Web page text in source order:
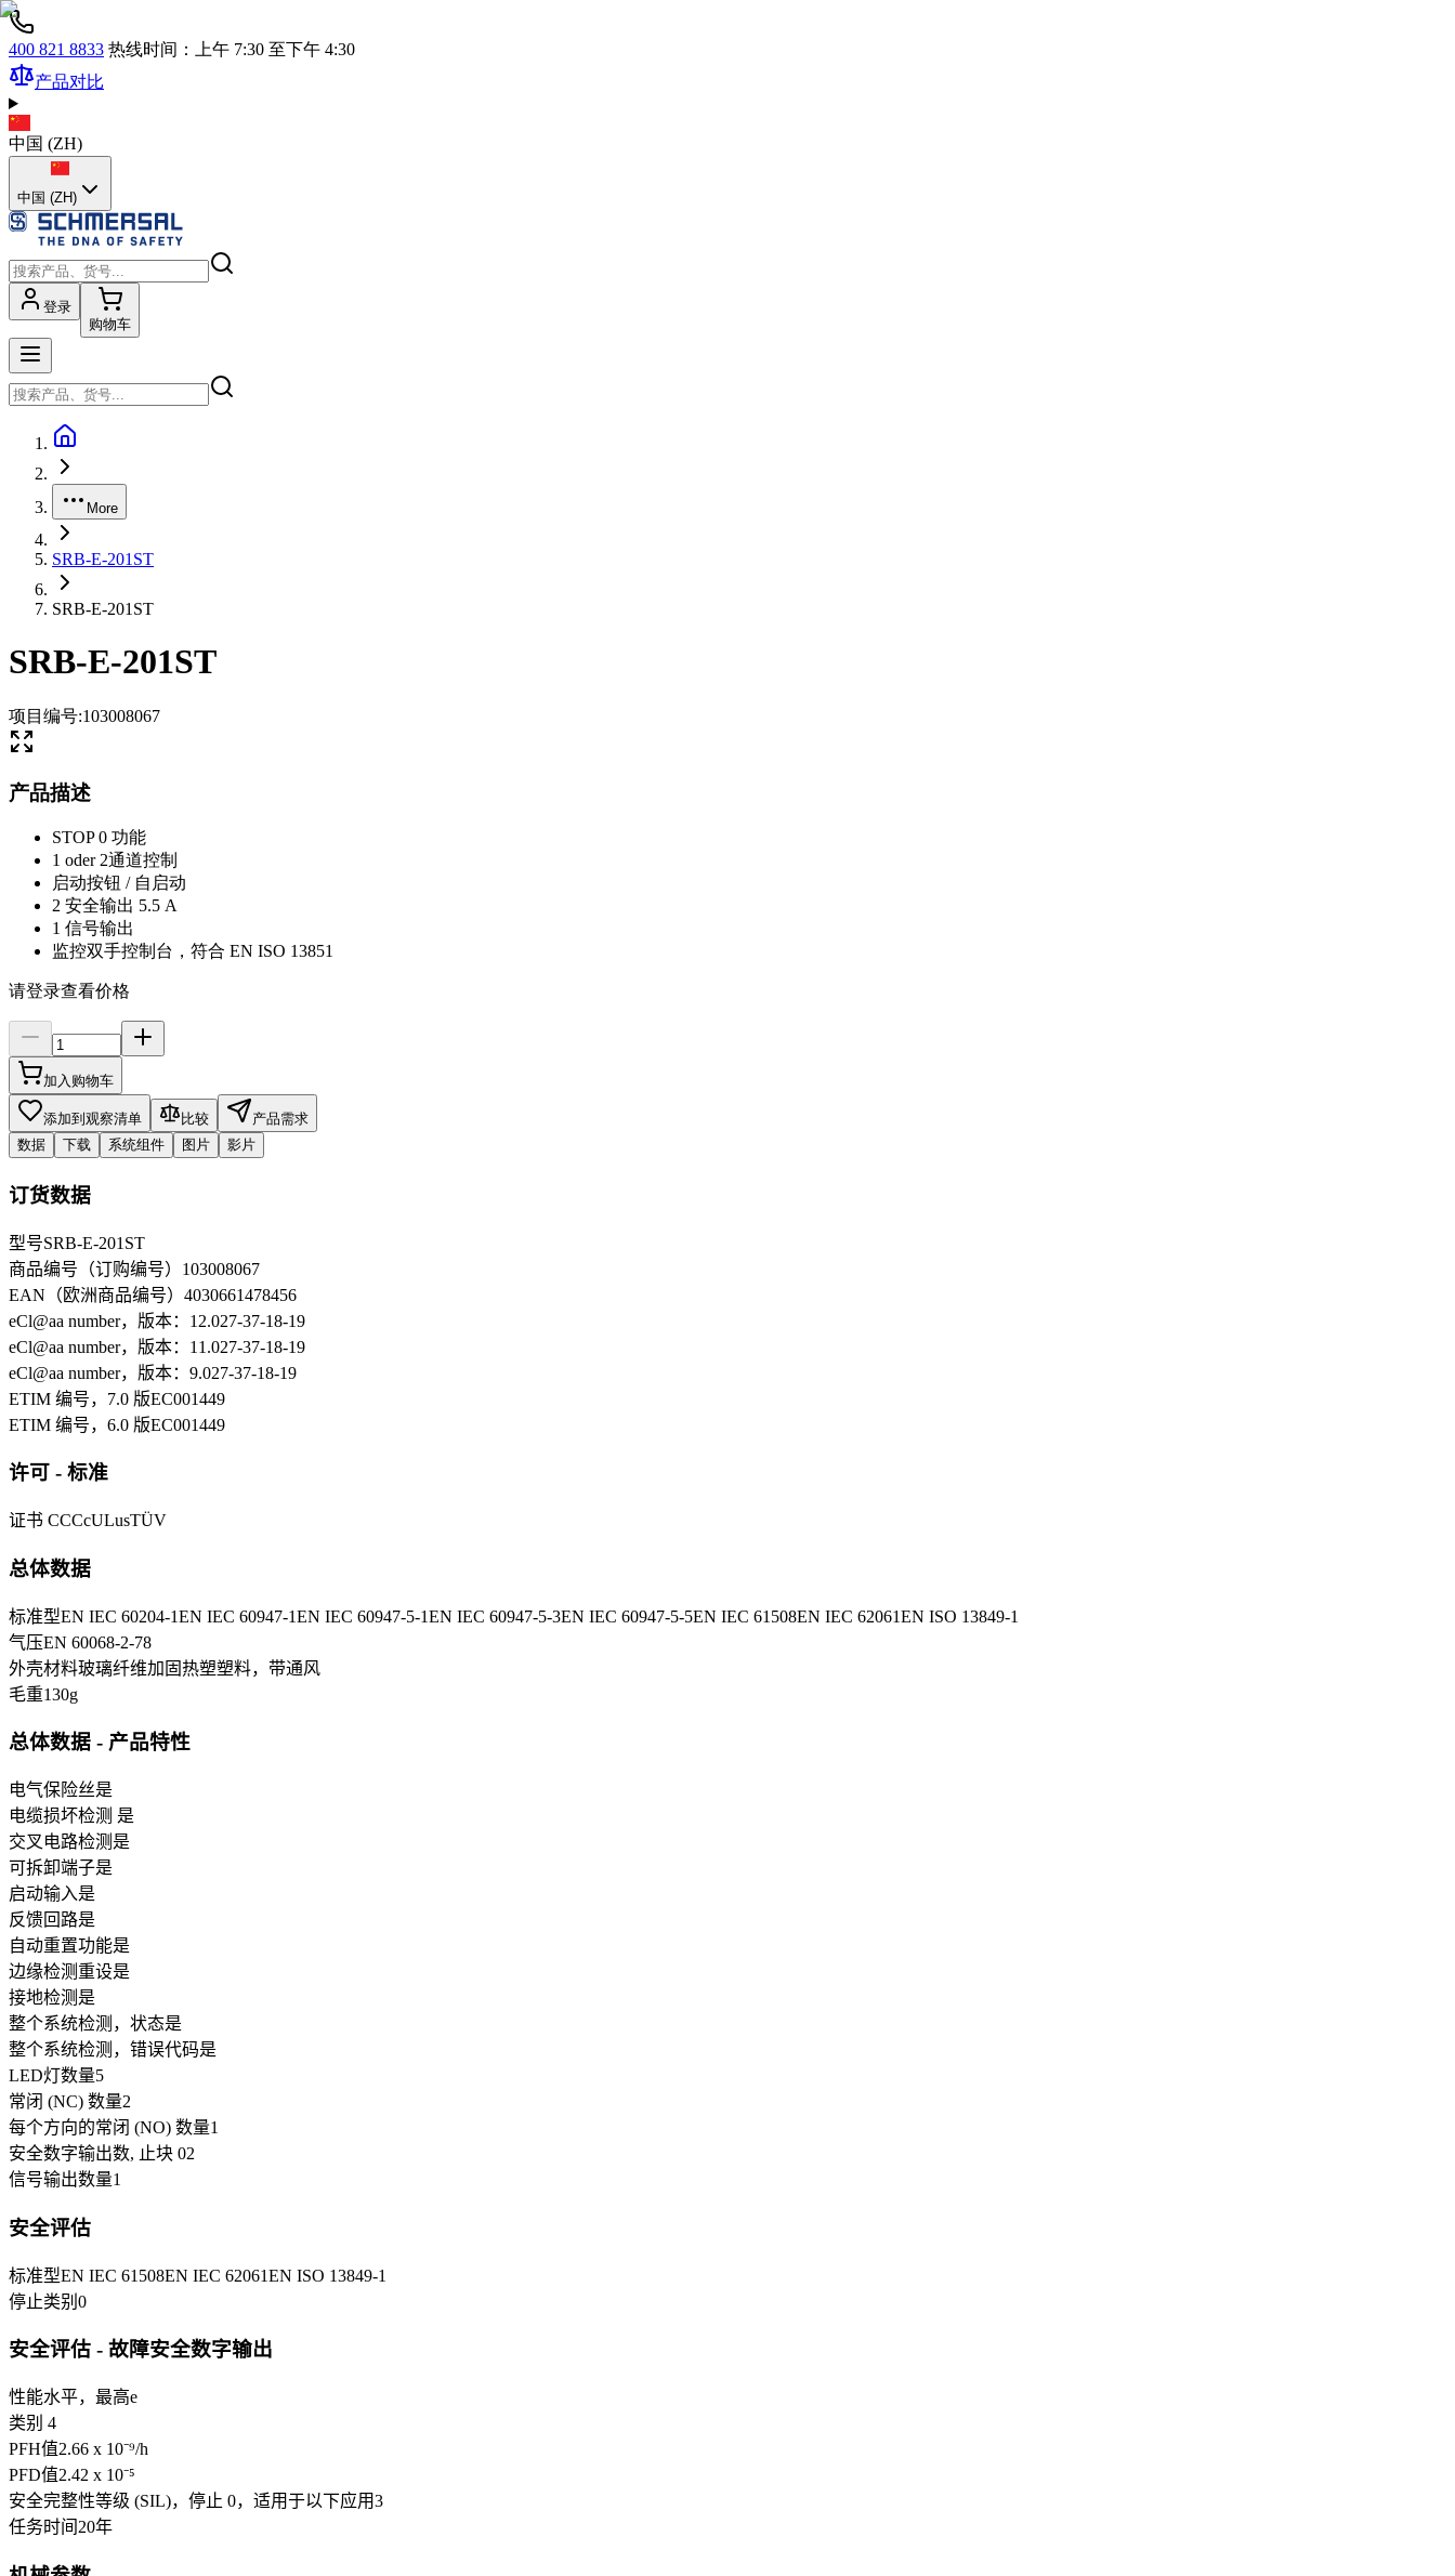
400 821 8833 热线时间：上午 7:30 至下午 4:30
产品对比
中国 (ZH)
中国 (ZH)
登录
购物车
More
SRB-E-201ST
SRB-E-201ST
SRB-E-201ST
项目编号:103008067
产品描述
STOP 0 功能
1 oder 2通道控制
启动按钮 / 自启动
2 安全输出 5.5 A
1 信号输出
监控双手控制台，符合 EN ISO 13851
请登录查看价格
加入购物车
添加到观察清单 比较
产品需求
数据
下载 系统组件 图片 影片
订货数据
型号SRB-E-201ST
商品编号（订购编号） 103008067
EAN（欧洲商品编号） 4030661478456
eCl@aa number，版本：12.027-37-18-19
eCl@aa number，版本：11.027-37-18-19
eCl@aa number，版本：9.027-37-18-19
ETIM 编号，7.0 版EC001449
ETIM 编号，6.0 版EC001449
许可 - 标准
证书 CCCcULusTÜV
总体数据
标准型EN IEC 60204-1EN IEC 60947-1EN IEC 60947-5-1EN IEC 60947-5-3EN IEC 60947-5-5EN IEC 61508EN IEC 62061EN ISO 13849-1
气压EN 60068-2-78
外壳材料玻璃纤维加固热塑塑料，带通风
毛重130g
总体数据 - 产品特性
电气保险丝是
电缆损坏检测 是
交叉电路检测 是
可拆卸端子是
启动输入是
反馈回路是
自动重置功能是
边缘检测重设是
接地检测 是
整个系统检测，状态是
整个系统检测，错误代码是
LED灯数量5
常闭 (NC) 数量2
每个方向的常闭 (NO) 数量1
安全数字输出数, 止块 02
信号输出数量1
安全评估
标准型EN IEC 61508EN IEC 62061EN ISO 13849-1
停止类别 0
安全评估 - 故障安全数字输出
性能水平，最高e
类别 4
PFH值2.66 x 10⁻⁹/h
PFD值2.42 x 10⁻⁵
安全完整性等级 (SIL)，停止 0，适用于以下应用3
任务时间 20年